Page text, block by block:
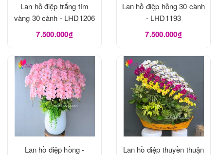
Lan hồ điệp trắng tím
vàng 30 cành - LHD1206
7.500.000₫
Lan hồ điệp hồng 30 cành
- LHD1193
7.500.000₫
Lan hồ điệp hồng -
Lan hồ điệp thuyền thuận